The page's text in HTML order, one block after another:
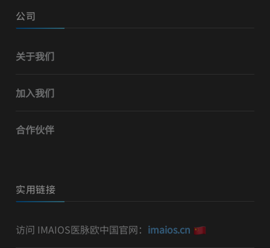
公司
关于我们
加入我们
合作伙伴
实用链接
访问 IMAIOS医脉欧中国官网： imaios.cn